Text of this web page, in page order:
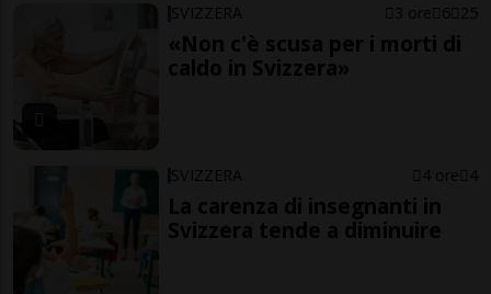
SVIZZERA 3 ore 6 25
«Non c'è scusa per i morti di
caldo in Svizzera»
SVIZZERA 4 ore 4
La carenza di insegnanti in
Svizzera tende a diminuire